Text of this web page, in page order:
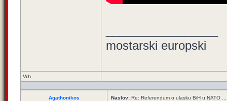
mostarski europski
Vrh
Agathonikos Naslov: Re: Referendum o ulasku BiH u NATO ...